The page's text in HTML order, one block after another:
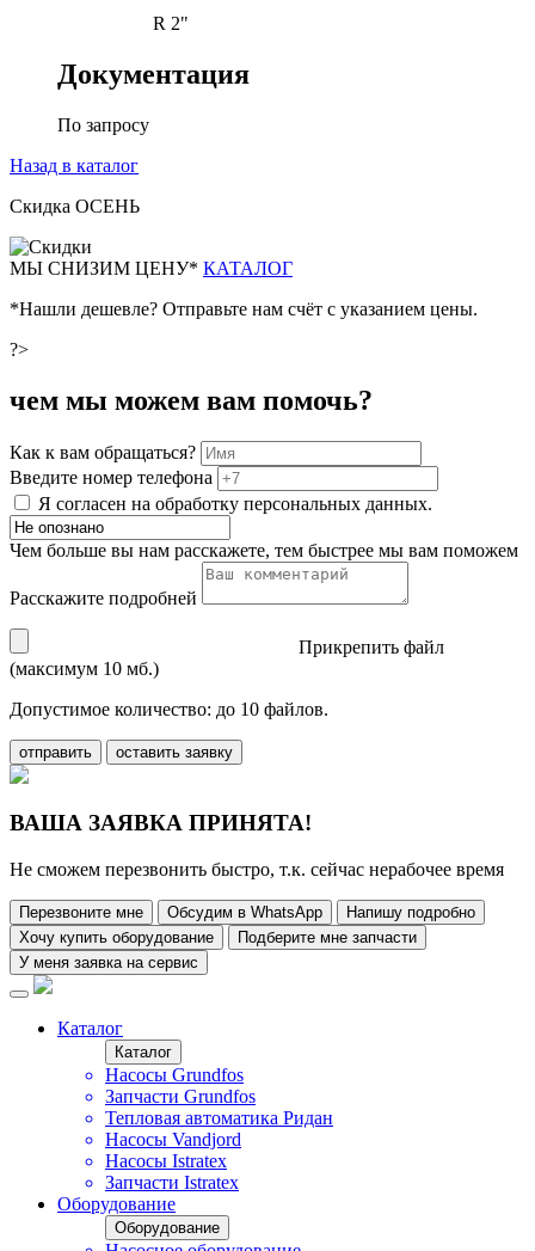
R 2"
Документация
По запросу
Назад в каталог
Скидка ОСЕНЬ
МЫ СНИЗИМ ЦЕНУ* КАТАЛОГ
*Нашли дешевле? Отправьте нам счёт с указанием цены.
?>
чем мы можем вам помочь?
Как к вам обращаться?
Введите номер телефона
Я согласен на обработку персональных данных.
Чем больше вы нам расскажете, тем быстрее мы вам поможем
Расскажите подробней
Прикрепить файл
(максимум 10 мб.)
Допустимое количество: до 10 файлов.
отправить оставить заявку
ВАША ЗАЯВКА ПРИНЯТА!
Не сможем перезвонить быстро, т.к. сейчас нерабочее время
Перезвоните мне Обсудим в WhatsApp
Напишу подробно
Хочу купить оборудование
Подберите мне запчасти
У меня заявка на сервис
Каталог
Каталог
Насосы Grundfos
Запчасти Grundfos
Тепловая автоматика Ридан
Насосы Vandjord
Насосы Istratex
Запчасти Istratex
Оборудование
Оборудование